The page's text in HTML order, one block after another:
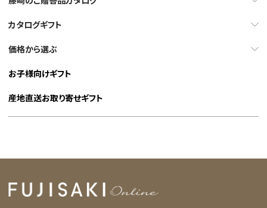
カタログギフト
価格から選ぶ
お子様向けギフト
産地直送お取り寄せギフト